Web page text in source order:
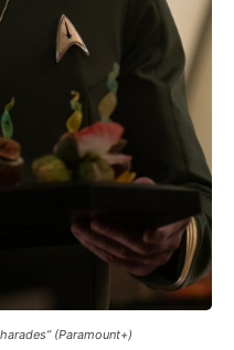
(Paramount+)